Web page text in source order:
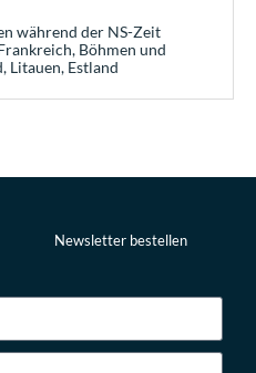
während der NS-Zeit
Böhmen und
Litauen, Estland
Newsletter bestellen